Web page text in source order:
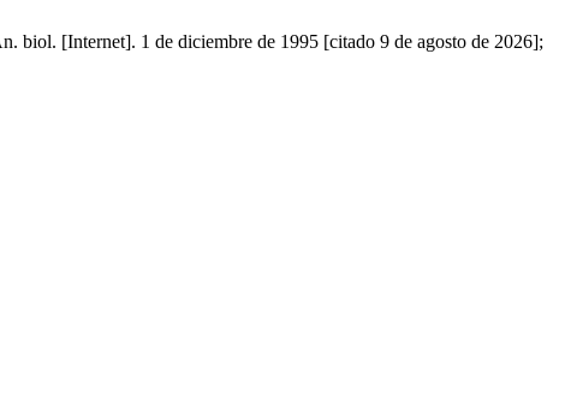
[Internet]. 1 de diciembre de 1995 [citado 9 de agosto de 2026];